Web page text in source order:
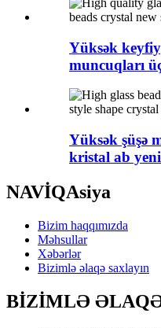
Yüksək
muncuqları
Yüksək şüşə
kristal ab
NAVİQAsiya
Bizim haqqımızda
Məhsullar
Xəbərlər
Bizimlə əlaqə saxlayın
BİZİMLƏ